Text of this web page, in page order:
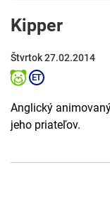
Kipper
Štvrtok 27.02.2014
Anglický
jeho priateľov.